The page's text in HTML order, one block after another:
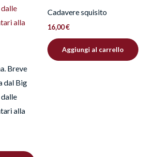
l’accessoper pubblicare una
Breve
dal Big
dalle
alla
Cadavere squisito
16,00€
Aggiungi al carrello